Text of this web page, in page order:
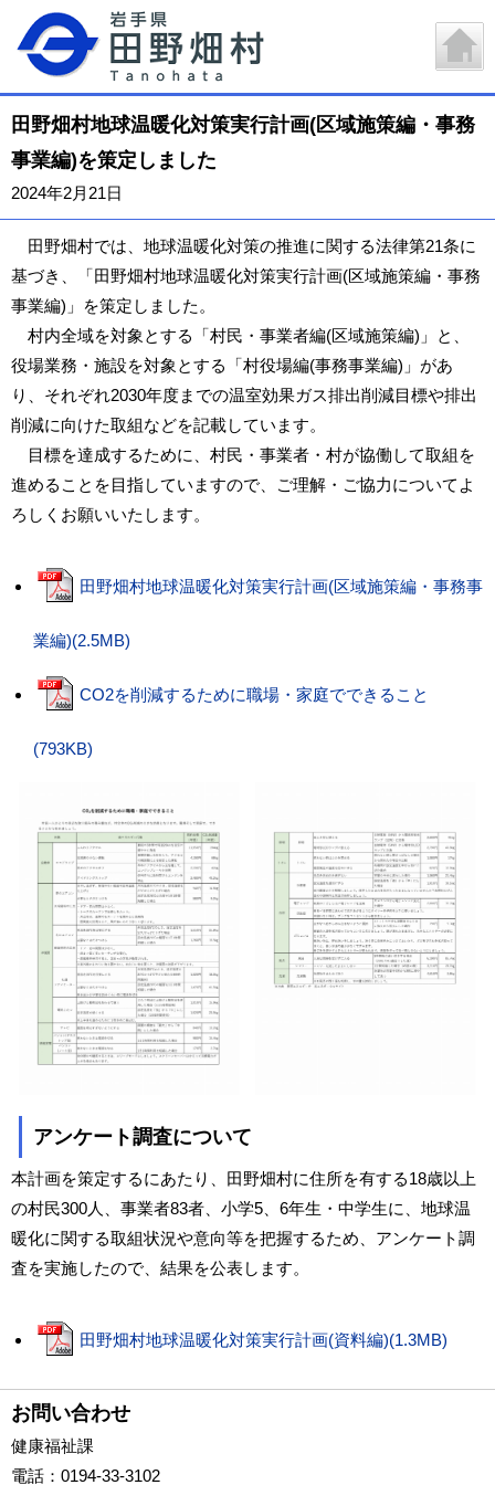
田野畑村地球温暖化対策実行計画(区域施策編・事務
事業編)を策定しました
2024年2月21日
田野畑村では、地球温暖化対策の推進に関する法律第21条に
基づき、「田野畑村地球温暖化対策実行計画(区域施策編・事務
事業編)」を策定しました。
村内全域を対象とする「村民・事業者編(区域施策編)」と、
役場業務・施設を対象とする「村役場編(事務事業編)」があ
り、それぞれ2030年度までの温室効果ガス排出削減目標や排出
削減に向けた取組などを記載しています。
目標を達成するために、村民・事業者・村が協働して取組を
進めることを目指していますので、ご理解・ご協力についてよ
ろしくお願いいたします。
田野畑村地球温暖化対策実行計画(区域施策編・事務事
業編)(2.5MB)
CO2を削減するために職場・家庭でできること
(793KB)
アンケート調査について
本計画を策定するにあたり、田野畑村に住所を有する18歳以上
の村民300人、事業者83者、小学5、6年生・中学生に、地球温
暖化に関する取組状況や意向等を把握するため、アンケート調
査を実施したので、結果を公表します。
田野畑村地球温暖化対策実行計画(資料編)(1.3MB)
お問い合わせ
健康福祉課
電話 ：0194-33-3102